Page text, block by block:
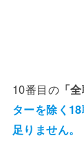
10番目の「
ターを除く
足りません。